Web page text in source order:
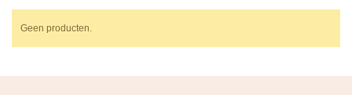
Geen producten.